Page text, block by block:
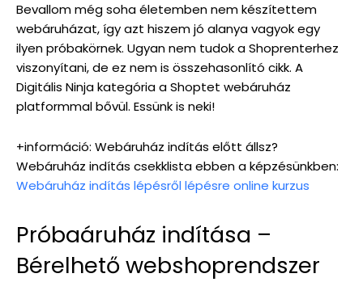
Bevallom még soha életemben nem készítettem
webáruházat, így azt hiszem jó alanya vagyok egy
ilyen próbakörnek. Ugyan nem tudok a Shoprenterhez
viszonyítani, de ez nem is összehasonlító cikk. A
Digitális Ninja kategória a Shoptet webáruház
platformmal bővül. Essünk is neki!
+információ: Webáruház indítás előtt állsz?
Webáruház indítás csekklista ebben a képzésünkben:
Webáruház indítás lépésről lépésre online kurzus
Próbaáruház indítása –
Bérelhető webshoprendszer